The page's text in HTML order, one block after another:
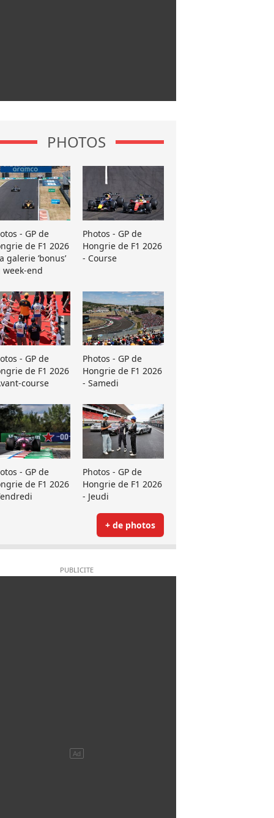
PHOTOS
- GP de
de F1 2026
galerie ’bonus’
week-end
Photos - GP de
Hongrie de F1 2026
- Course
- GP de
de F1 2026
course
Photos - GP de
Hongrie de F1 2026
- Samedi
- GP de
de F1 2026
Photos - GP de
Hongrie de F1 2026
- Jeudi
+ de photos